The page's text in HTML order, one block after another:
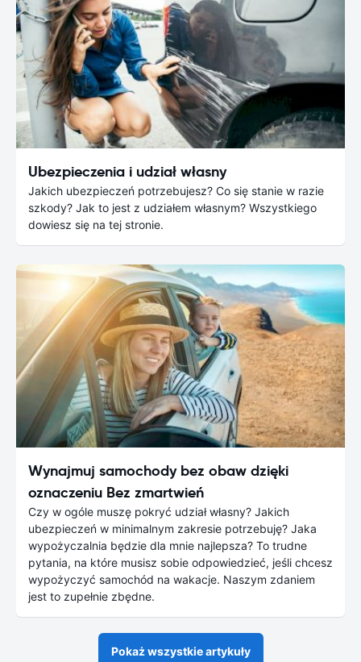
Ubezpieczenia i udział własny
Jakich ubezpieczeń potrzebujesz? Co się stanie w razie
szkody? Jak to jest z udziałem własnym? Wszystkiego
dowiesz się na tej stronie.
Wynajmuj samochody bez obaw dzięki
oznaczeniu Bez zmartwień
Czy w ogóle muszę pokryć udział własny? Jakich
ubezpieczeń w minimalnym zakresie potrzebuję? Jaka
wypożyczalnia będzie dla mnie najlepsza? To trudne
pytania, na które musisz sobie odpowiedzieć, jeśli chcesz
wypożyczyć samochód na wakacje. Naszym zdaniem
jest to zupełnie zbędne.
Pokaż wszystkie artykuły